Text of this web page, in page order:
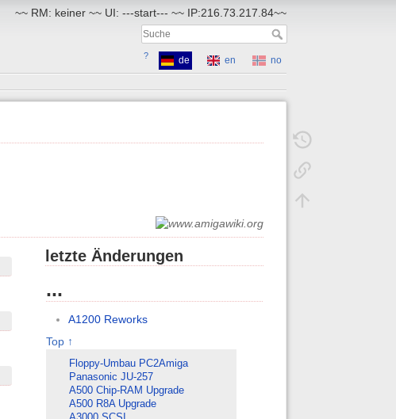
~~ RM: keiner ~~ UI: ---start--- ~~ IP:216.73.217.84~~
? de en
no
letzte Änderungen
...
A1200 Reworks
Top ↑
Floppy-Umbau PC2Amiga
Panasonic JU-257
A500 Chip-RAM Upgrade
A500 R8A Upgrade